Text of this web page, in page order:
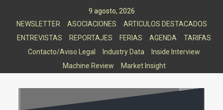
9 agosto, 2026
NEWSLETTER
ASOCIACIONES
ARTICULOS DESTACADOS
ENTREVISTAS
REPORTAJES FERIAS AGENDA
TARIFAS
Contacto/Aviso Legal
Industry Data
Inside Interview
Machine Review
Market Insight